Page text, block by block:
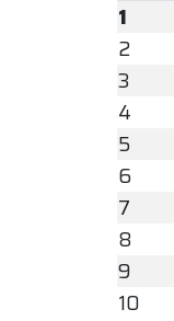
1
2
3
4
5
6
7
8
9
10